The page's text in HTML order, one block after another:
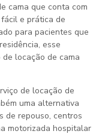
cama que conta com
e prática de
para pacientes que
esse
de locação de cama
de locação de
uma alternativa
de repouso, centros
motorizada hospitalar